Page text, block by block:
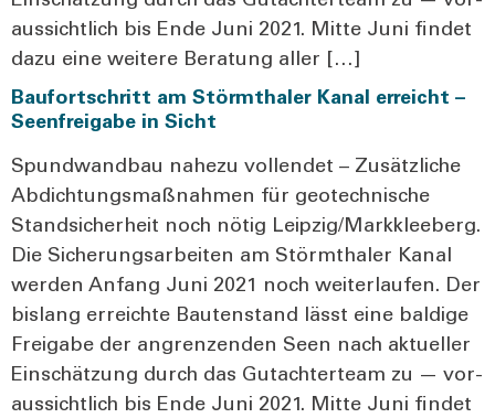
aus­sicht­lich bis Ende Juni 2021. Mit­te Juni fin­det
dazu eine wei­te­re Bera­tung aller […]
Baufortschritt am Störmthaler Kanal erreicht –
Seenfreigabe in Sicht
Spund­wand­bau nahe­zu voll­endet – Zusätz­li­che
Abdich­tungs­maß­nah­men für geo­tech­ni­sche
Stand­si­cher­heit noch nötig Leipzig/Markkleeberg.
Die Siche­rungs­ar­bei­ten am Störm­tha­ler Kanal
wer­den Anfang Juni 2021 noch wei­ter­lau­fen. Der
bis­lang erreich­te Bau­ten­stand lässt eine bal­di­ge
Frei­ga­be der angren­zen­den Seen nach aktu­el­ler
Ein­schät­zung durch das Gut­ach­t­er­team zu — vor­
aus­sicht­lich bis Ende Juni 2021. Mit­te Juni fin­det